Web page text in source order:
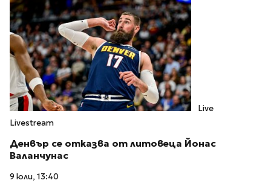
Live
Livestream
Денвър се отказва от литовеца Йонас
Валанчунас
9 юли, 13:40